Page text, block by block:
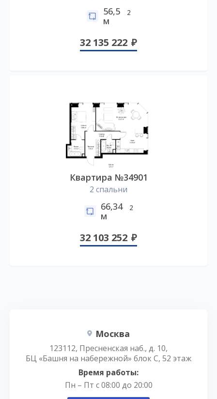
56,5
м
2
32 135 222
Квартира №34901
2 спальни
66,34
м
2
32 103 252
Москва
123112, Пресненская наб., д. 10,
БЦ «Башня на набережной» блок С, 52 этаж
Время работы:
Пн – Пт с 08:00 до 20:00